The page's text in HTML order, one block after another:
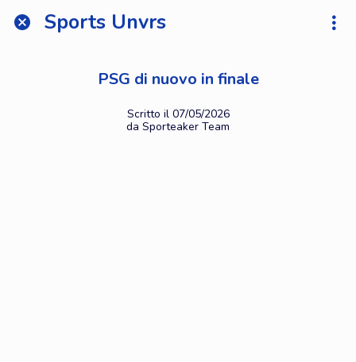
Sports Unvrs
PSG di nuovo in finale
Scritto il 07/05/2026
da Sporteaker Team